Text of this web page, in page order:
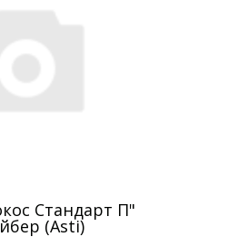
Стандарт П"
(Asti)